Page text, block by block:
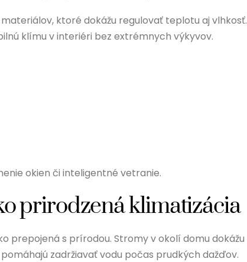
ktoré dokážu regulovať teplotu aj vlhkosť.
klímu v interiéri bez extrémnych výkyvov.
okien či inteligentné vetranie.
prirodzená klimatizácia
prepojená s prírodou. Stromy v okolí domu dokážu
zadržiavať vodu počas prudkých dažďov.